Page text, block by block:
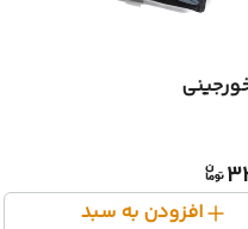
افزودن به سبد